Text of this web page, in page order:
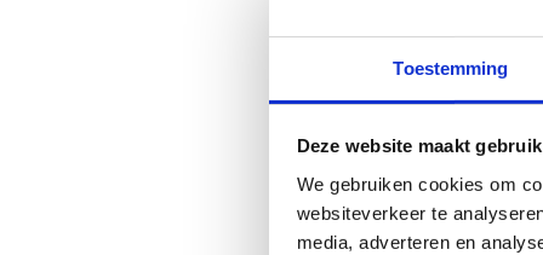
Toestemming
Deze website maakt
We gebruiken cookies om
websiteverkeer te
media, adverteren en